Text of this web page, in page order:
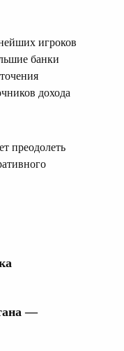
игроков
банки
дохода
преодолеть
—